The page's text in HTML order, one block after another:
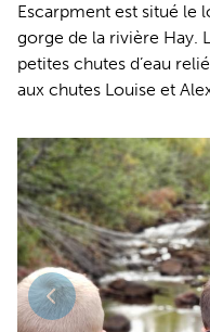
Escarpment est situé le
gorge de la rivière Hay.
petites chutes d’eau
aux chutes Louise et